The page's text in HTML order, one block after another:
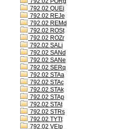
792.02 QUEi
792.02 REJe
792.02 REMd
792.02 ROSt
792.02 ROZr
792.02 SALi
792.02 SANd
792.02 SANe
792.02 SERq
792.02 STAa
792.02 STAc
792.02 STAk
792.02 STAp
792.02 STAt
792.02 STRs
792.02 TYTt
792.02 VEIp